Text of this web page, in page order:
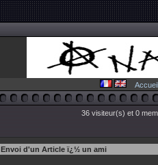
Accueil
36 visiteur(s) et 0
Envoi d'un Article ï¿½ un ami